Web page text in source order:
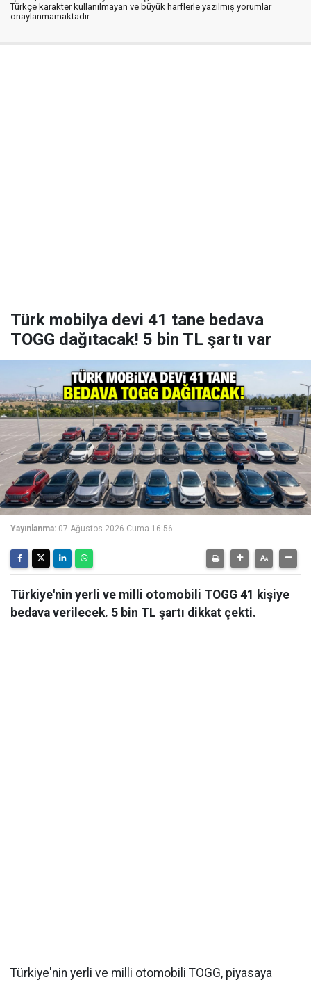
Türkçe karakter kullanılmayan ve büyük harflerle yazılmış yorumlar
onaylanmamaktadır.
Türk mobilya devi 41 tane bedava
TOGG dağıtacak! 5 bin TL şartı var
Yayınlanma: 07 Ağustos 2026 Cuma 16:56
Türkiye'nin yerli ve milli otomobili TOGG 41 kişiye
bedava verilecek. 5 bin TL şartı dikkat çekti.
Türkiye'nin yerli ve milli otomobili TOGG, piyasaya